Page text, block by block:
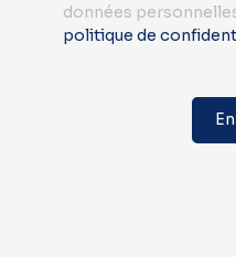
données
politique de